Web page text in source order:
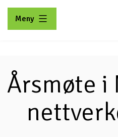
Gå
Meny
Årsmøte i